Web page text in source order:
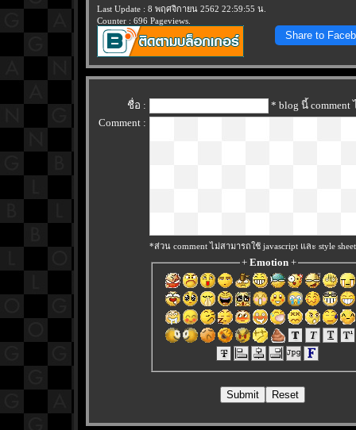
Last Update : 8 พฤศจิกายน 2562 22:59:55 น.
Counter : 696 Pageviews.
Share to
ชื่อ :
* blog นี้
Comment :
*ส่วน comment ไม่สามารถใช้ javascript และ style sheet
+ Emotion+